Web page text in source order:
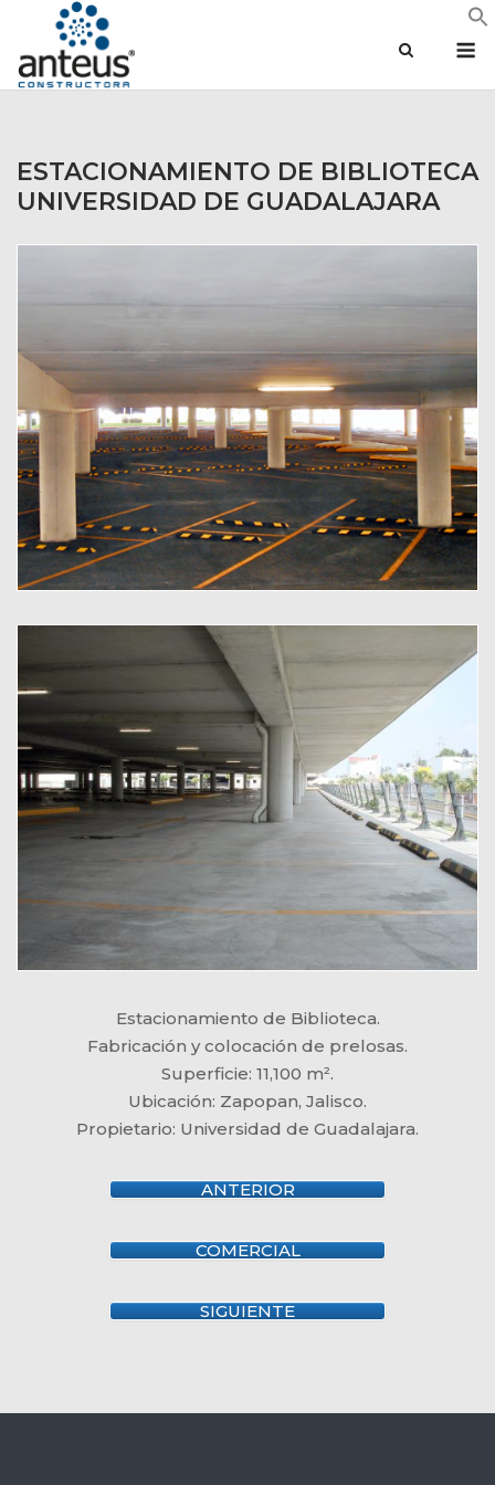
contenido
ESTACIONAMIENTO DE BIBLIOTECA
UNIVERSIDAD DE GUADALAJARA
Estacionamiento de Biblioteca.
Fabricación y colocación de prelosas.
Superficie: 11,100 m².
Ubicación: Zapopan, Jalisco.
Propietario: Universidad de Guadalajara.
ANTERIOR
COMERCIAL
SIGUIENTE